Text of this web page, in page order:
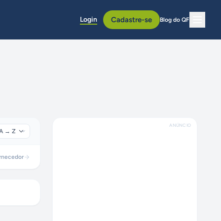
Login Cadastre-se Blog do QF
ANÚNCIO